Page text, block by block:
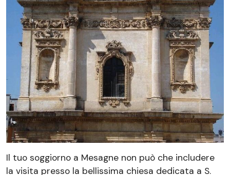
Il tuo soggiorno a Mesagne non può che includere
la visita presso la bellissima chiesa dedicata a S.